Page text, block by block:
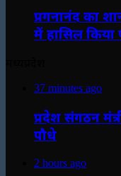
प्रगनानंद का
में हासिल किया
37 minutes ago
प्रदेश संगठन
पौधे
2 hours ago